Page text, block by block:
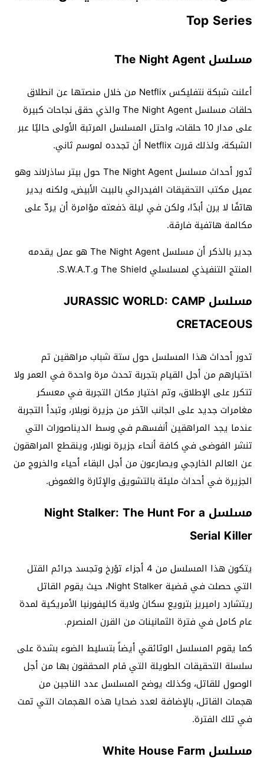
Top Series
مسلسل The Night Agent
أعلنت شبكة نتفليكس Netflix من خلال منصتها عن انطلاق
حلقات مسلسل The Night Agent والذي حقق نجاحات كبيرة
على مدار 10 حلقات، واحتل المسلسل المرتبة الأولى حاليًا عبر
الشبكة، ولذلك قررت Netflix أن تجدده لموسم ثاني.
تَدور أحداث مسلسل The Night Agent حول بيتر ساذرلاند وهو
عميل مكتب التحقيقات الفيدرالي بالبيت الأبيض، ولكنه يدير
هاتفًا لا يرن أبدًا، ولكن في ليلة دَفعته مؤامرة أن يردّ على
مكالمة هاتفية فارقة.
جدير بالذكر أن مسلسل The Night Agent هو عمل يقدمه
المنتج التنفيذي لمسلسلي The Shield و.S.W.A.T.
مسلسل JURASSIC WORLD: CAMP
CRETACEOUS
تدور أحداث هذا المسلسل حول ستة شباب مراهقين تم
اختيارهم من أجل القيام بتجربة تحدث مرة واحدة في العمر ولا
تتكرر على الإطلاق، وتم اختيار مكان التجربة في معسكر
مغامرات جديد على الجانب الآخر من جزيرة نوبلار، وتبدأ التجربة
عندما يجد المراهقين أنفسهم في وسط الديناصورات التي
تنشر الفوضى في كافة أنحاء جزيرة نوبلار، وينقطع المراهقون
عن العالم الخارجي ويصارعون من أجل البقاء أحياء والخروج من
الجزيرة في أحداث مليئة بالتشويق والإثارة والغموض.
مسلسل Night Stalker: The Hunt For a
Serial Killer
يتكون هذا المسلسل من 4 أجزاء تؤرخ وتجسد جرائم القتل
التي حصلت في قضية Night Stalker، حيث يقوم القاتل
ريتشارد راميريز بترويع سكان ولاية كاليفورنيا الأمريكية لمدة
عام كامل في فترة الثمانينات من القرن المنصرم.
كما يقوم المسلسل الوثائقي أيضاً بتسليط الضوء بشدة على
سلسلة التحقيقات الطويلة التي قام المحققون بها من أجل
الوصول للقاتل، وكذلك يوضح المسلسل عدد الناجين من
هجمات القاتل، بالإضافة لعدد ضحايا هذه الهجمات التي تمت
في تلك الفترة.
مسلسل White House Farm